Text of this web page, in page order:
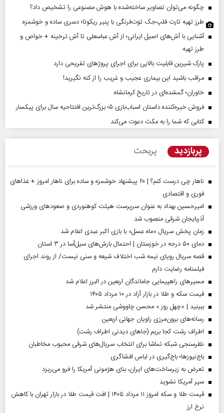
چگونه می‌توان تصاویر ساخته‌شده با هوش مصنوعی را تشخیص داد؟
طرز تهیه تارت فلپ‌جک توت‌فرنگی با پنیر ریکوتا؛ دسری ساده و خوشمزه
آشنایی با آش‌های اصیل ایرانی؛ از آش عباسعلی تا آش ترخینه + خواص و
طرز تهیه
پارک شیرین قابلیت‌ بالایی برای اجرای پروژهای تفریحی دارد
مراقب باشید این بیماری عجیب و غریب را از کنه نگیرید!
خاوران؛ گمشده‌ای در تاریخ کرمانشاه
فروش خیره‌کننده داستان اسباب‌بازی ۵؛ بزرگ‌ترین افتتاحیه سال برای پیکسار
کتابی که شما را به مکث دعوت می‌کند
پربازدید پربحث
ناهار چی درست کنم؟ | ۲۰ پیشنهاد خوشمزه و ساده برای ناهار امروز + غذاهای
فوری و اقتصادی
امیرحسین بهداد به عنوان سرپرست هیئت کوهنوردی و صعودهای ورزشی
آذربایجان شرقی منصوب شد
زمان پخش سریال «ماه عسل» با بازی اکبر عبدی اعلام شد
دمای ۵۰ درجه در خوزستان | احتمال بارش‌های سیل‌آسا در ۳ استان
قصه سریال رویای نیمه شب اختلاف شیعه و سنی نیست/ از روند اجرای
فیلمنامه رضایت دارم
مسیر‌های راهپیمایی جاماندگان اربعین در البرز اعلام شد
قیمت سکه و طلا در بازار آزاد در ۱۰ مرداد ۱۴۰۵
ببینید | «چهل روز » محسن چاووشی منتشر شد
رسانه‌های برون‌مرزی راویان جهانی اربعین
اطراف رشت کجا بریم (جاهای دیدنی اطراف رشت)
نظرسنجی شبکه تماشا برای انتخاب سریال‌های شرقی محبوب مخاطبان
باج‌نیوزها؛ باج‌گیری در لباس افشاگری
تعرض به زیرساخت‌های ایران، بنای هژمونی آمریکا را فرو می‌ریزد
سپر آمریکا نشوید
قیمت طلا و سکه امروز ۱۱ مرداد ۱۴۰۵ | افت قیمت طلا در بازار تهران با کاهش
نرخ ارز